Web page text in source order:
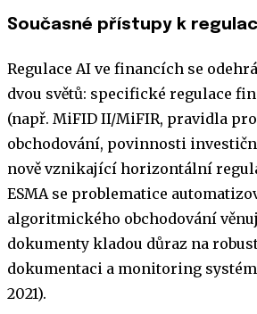
Současné přístupy k
Regulace AI ve financích se
dvou světů: specifické regulace
(např. MiFID II/MiFIR, pravidla
obchodování, povinnosti
nově vznikající horizontální
ESMA se problematice
algoritmického obchodování
dokumenty kladou důraz na
dokumentaci a monitoring
2021).